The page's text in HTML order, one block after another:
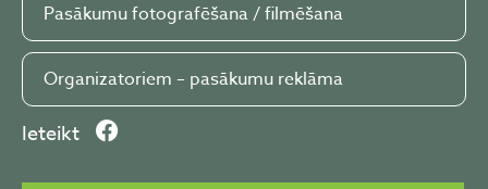
Pasākumu fotografēšana / filmēšana
Organizatoriem – pasākumu reklāma
Ieteikt